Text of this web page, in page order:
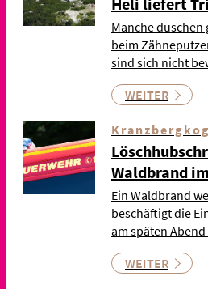
Manche duschen
beim
sind sich nicht
WEITER
Waldbrand
Ein Waldbrand
beschäftigt die
am späten
WEITER